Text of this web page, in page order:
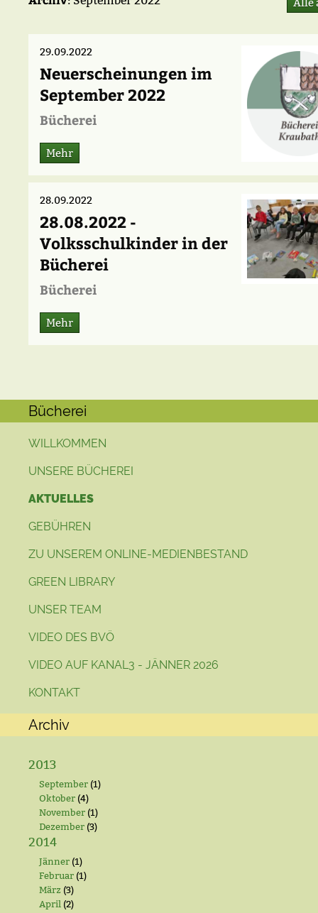
29.09.2022
Neuerscheinungen im
September 2022
Bücherei
Mehr
28.09.2022
28.08.2022 -
Volksschulkinder in der
Bücherei
Bücherei
Mehr
Bücherei
WILLKOMMEN
UNSERE BÜCHEREI
AKTUELLES
GEBÜHREN
ZU UNSEREM ONLINE-MEDIENBESTAND
GREEN LIBRARY
UNSER TEAM
VIDEO DES BVÖ
VIDEO AUF KANAL3 - JÄNNER 2026
KONTAKT
Archiv
2013
September (1)
Oktober (4)
November (1)
Dezember (3)
2014
Jänner (1)
Februar (1)
März (3)
April (2)